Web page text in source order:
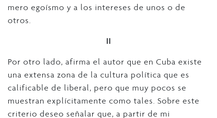
mero egoísmo y a los intereses de unos o de
otros.
II
Por otro lado, afirma el autor que en Cuba existe
una extensa zona de la cultura política que es
calificable de liberal, pero que muy pocos se
muestran explícitamente como tales. Sobre este
criterio deseo señalar que, a partir de mi